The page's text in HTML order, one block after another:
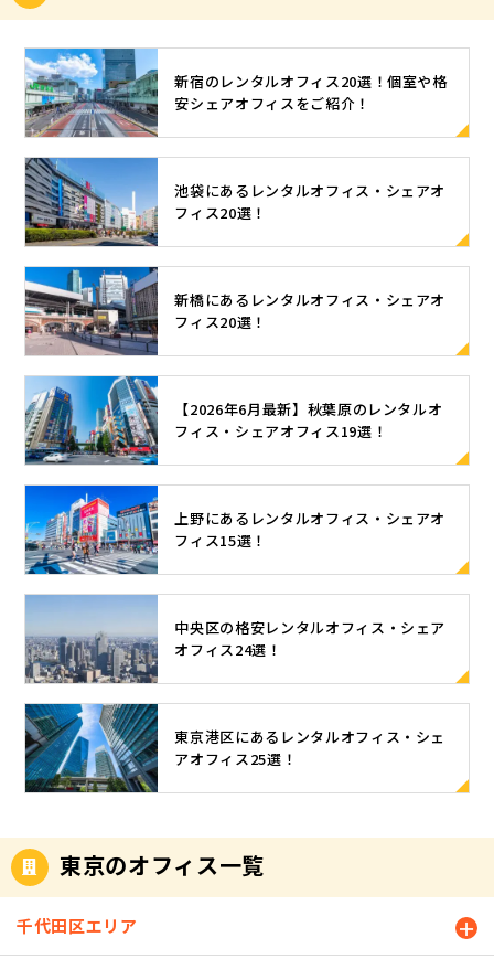
新宿のレンタルオフィス20選！個室や格
安シェアオフィスをご紹介！
池袋にあるレンタルオフィス・シェアオ
フィス20選！
新橋にあるレンタルオフィス・シェアオ
フィス20選！
【2026年6月最新】秋葉原のレンタルオ
フィス・シェアオフィス19選！
上野にあるレンタルオフィス・シェアオ
フィス15選！
中央区の格安レンタルオフィス・シェア
オフィス24選！
東京港区にあるレンタルオフィス・シェ
アオフィス25選！
東京のオフィス一覧
千代田区エリア